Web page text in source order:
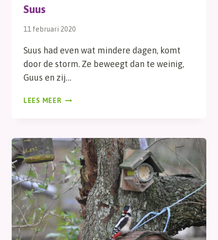
Suus
11 februari 2020
Suus had even wat mindere dagen, komt
door de storm. Ze beweegt dan te weinig,
Guus en zij…
LEES MEER SUUS